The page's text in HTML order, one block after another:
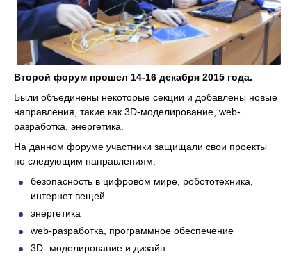
Второй форум прошел 14-16 декабря 2015 года.
Были объединены некоторые секции и добавлены новые
направления, такие как 3D-моделирование, web-
разработка, энергетика.
На данном форуме участники защищали свои проекты
по следующим направлениям:
безопасность в цифровом мире, робототехника,
интернет вещей
энергетика
web-разработка, программное обеспечение
3D- моделирование и дизайн